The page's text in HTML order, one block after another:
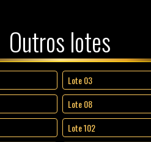
Outros lotes
Lote 03
Lote 08
Lote 102